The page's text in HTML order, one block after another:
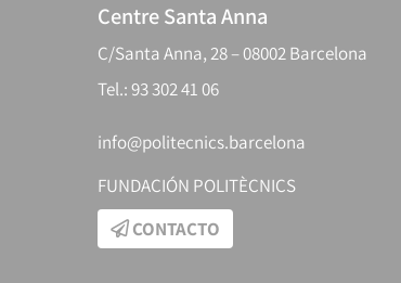
Centre Santa Anna
C/Santa Anna, 28 – 08002 Barcelona
Tel.: 93 302 41 06
info@politecnics.barcelona
FUNDACIÓN POLITÈCNICS
CONTACTO